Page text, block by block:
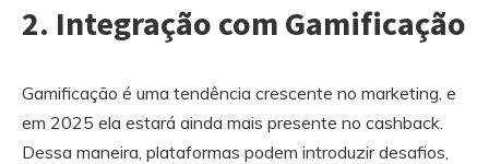
2. Integração com Gamificação
Gamificação é uma tendência crescente no marketing, e
em 2025 ela estará ainda mais presente no cashback.
Dessa maneira, plataformas podem introduzir desafios,